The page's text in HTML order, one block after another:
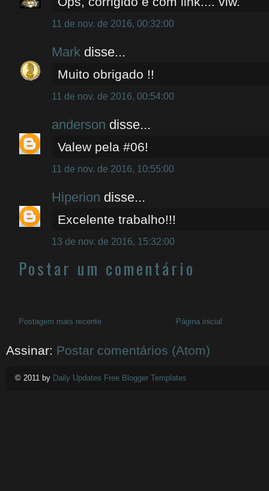
11 de nov. de 2016, 00:32:00
Mark disse...
Muito obrigado !!
11 de nov. de 2016, 00:54:00
anderson disse...
Valew pela #06!
11 de nov. de 2016, 10:55:00
Hiperion disse...
Excelente trabalho!!!
13 de nov. de 2016, 15:32:00
Postar um comentário
Postagem mais recente Página inicial
Assinar: Postar comentários (Atom)
© 2011 by Daily Updates Free Blogger Templates